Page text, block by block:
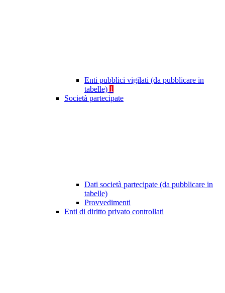
Enti pubblici vigilati (da pubblicare in
tabelle) 1
Società partecipate
Dati società partecipate (da pubblicare in
tabelle)
Provvedimenti
Enti di diritto privato controllati